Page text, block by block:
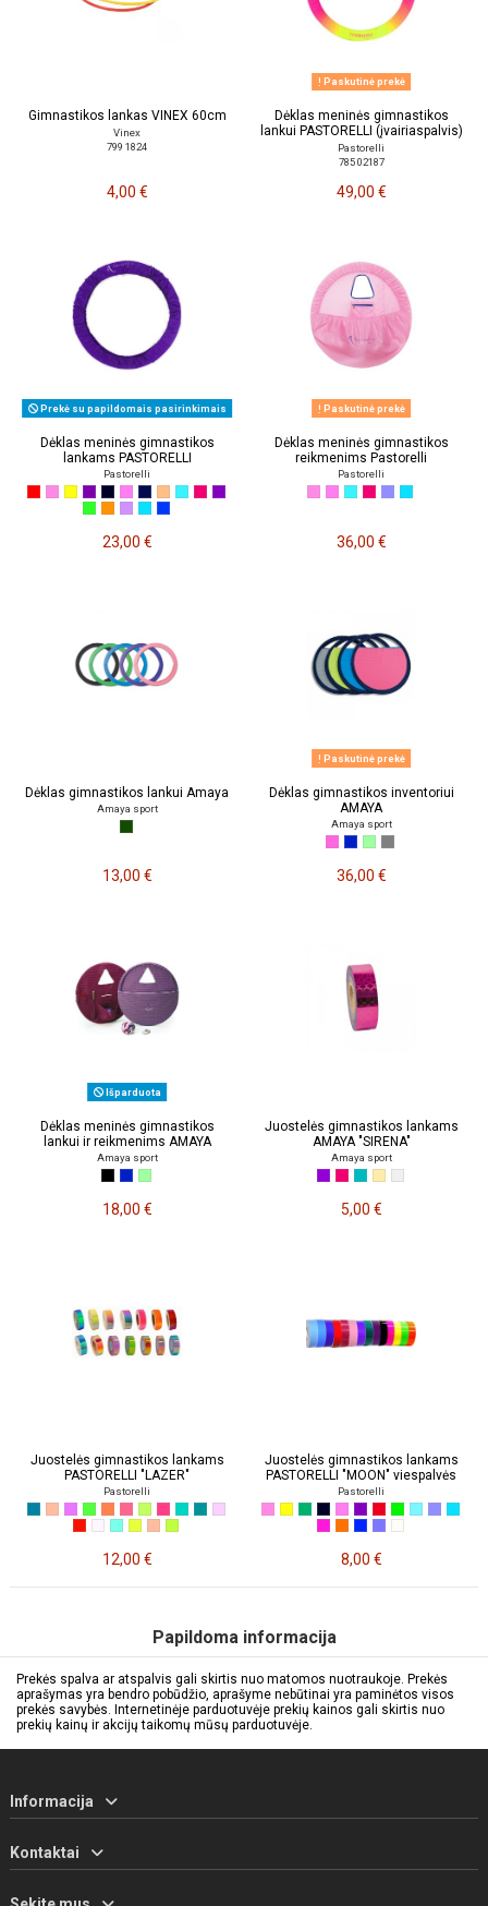
Gimnastikos lankas VINEX 60cm
Vinex
799 1824
4,00 €
Paskutinė prekė
Dėklas meninės gimnastikos
lankui PASTORELLI (įvairiaspalvis)
Pastorelli
785 02187
49,00 €
Prekė su papildomais pasirinkimais
Dėklas meninės gimnastikos
lankams PASTORELLI
Pastorelli
23,00 €
Paskutinė prekė
Dėklas meninės gimnastikos
reikmenims Pastorelli
Pastorelli
36,00 €
Dėklas gimnastikos lankui Amaya
Amaya sport
13,00 €
Paskutinė prekė
Dėklas gimnastikos inventoriui
AMAYA
Amaya sport
36,00 €
Išparduota
Dėklas meninės gimnastikos
lankui ir reikmenims AMAYA
Amaya sport
18,00 €
Juostelės gimnastikos lankams
AMAYA "SIRENA"
Amaya sport
5,00 €
Juostelės gimnastikos lankams
PASTORELLI "LAZER"
Pastorelli
12,00 €
Juostelės gimnastikos lankams
PASTORELLI "MOON" viespalvės
Pastorelli
8,00 €
Papildoma informacija
Prekės spalva ar atspalvis gali skirtis nuo matomos nuotraukoje. Prekės
aprašymas yra bendro pobūdžio, aprašyme nebūtinai yra paminėtos visos
prekės savybės. Internetinėje parduotuvėje prekių kainos gali skirtis nuo
prekių kainų ir akcijų taikomų mūsų parduotuvėje.
Informacija
Kontaktai